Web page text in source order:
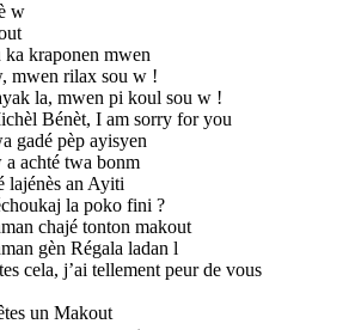
w
kraponen mwen
mwen rilax sou w !
la, mwen pi koul sou w !
Bénèt, I am sorry for you
gadé pèp ayisyen
achté twa bonm
lajénès an Ayiti
la poko fini ?
chajé tonton makout
gèn Régala ladan l
cela, j’ai tellement peur de vous
un Makout